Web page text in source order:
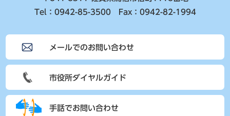
Tel：0942-85-3500 Fax：0942-82-1994
メールでのお問い合わせ
市役所ダイヤルガイド
手話でお問い合わせ